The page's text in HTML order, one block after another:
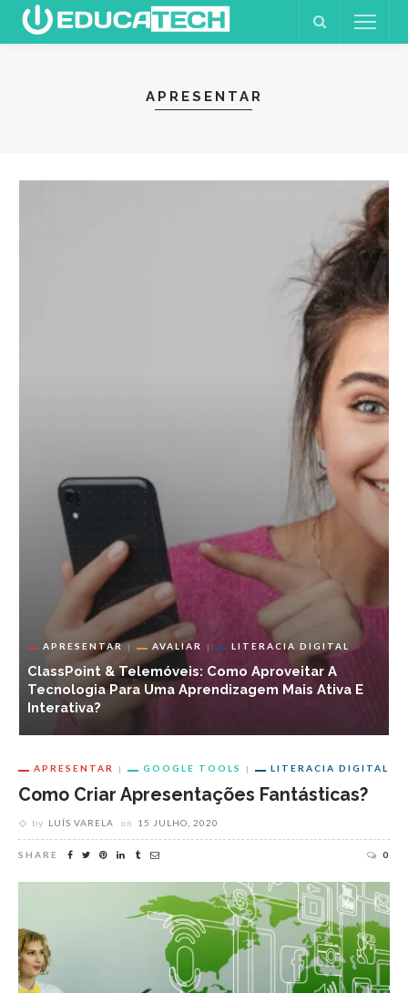
APRESENTAR
APRESENTAR AVALIAR LITERACIA DIGITAL
ClassPoint & Telemóveis: Como Aproveitar A
Tecnologia Para Uma Aprendizagem Mais Ativa E
Interativa?
APRESENTAR GOOGLE TOOLS LITERACIA DIGITAL
Como Criar Apresentações Fantásticas?
by LUÍS VARELA on 15 JULHO, 2020
SHARE 0